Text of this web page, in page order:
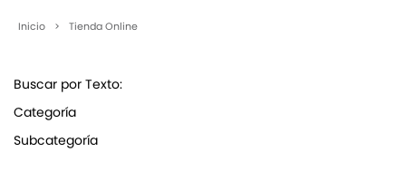
Inicio > Tienda Online
Buscar por Texto:
Categoría
Subcategoría